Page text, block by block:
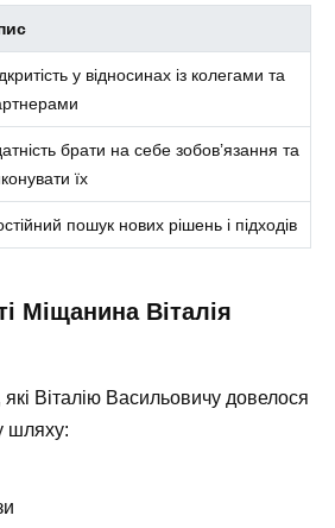
у відносинах із колегами та
брати на себе зобов’язання та
їх
пошук нових рішень і підходів
Міщанина Віталія
які Віталію Васильовичу довелося
шляху: